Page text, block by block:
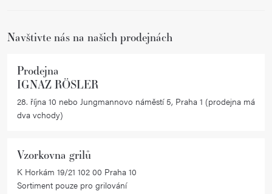
Navštivte nás na našich prodejnách
Prodejna
IGNAZ RÖSLER
28. října 10 nebo Jungmannovo náměstí 5, Praha 1 (prodejna má
dva vchody)
Vzorkovna grilů
K Horkám 19/21 102 00 Praha 10
Sortiment pouze pro grilování